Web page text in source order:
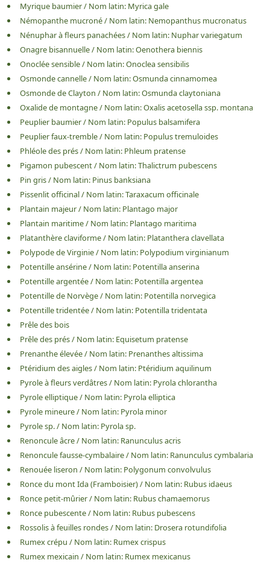
Myrique baumier/ Nom latin: Myrica gale
Némopanthe mucroné/ Nom latin: Nemopanthus mucronatus
Nénuphar à fleurs panachées/ Nom latin: Nuphar variegatum
Onagre bisannuelle/ Nom latin:Oenothera biennis
Onoclée sensible/ Nom latin:Onoclea sensibilis
Osmonde cannelle/ Nom latin:Osmunda cinnamomea
Osmonde de Clayton / Nom latin:Osmunda claytoniana
Oxalide de montagne/ Nom latin:Oxalis acetosella ssp. montana
Peuplier baumier/ Nom latin: Populus balsamifera
Peuplier faux-tremble/ Nom latin: Populus tremuloides
Phléole des prés/ Nom latin: Phleum pratense
Pigamon pubescent/ Nom latin:Thalictrum pubescens
Pin gris/ Nom latin: Pinus banksiana
Pissenlit officinal/ Nom latin:Taraxacum officinale
Plantain majeur/ Nom latin: Plantago major
Plantain maritime/ Nom latin: Plantago maritima
Platanthère claviforme/ Nom latin: Platanthera clavellata
Polypode de Virginie/ Nom latin: Polypodium virginianum
Potentille ansérine/ Nom latin: Potentilla anserina
Potentille argentée/ Nom latin: Potentilla argentea
Potentille de Norvège/ Nom latin: Potentilla norvegica
Potentille tridentée/ Nom latin: Potentilla tridentata
Prêle des bois
Prêle des prés/ Nom latin: Equisetum pratense
Prenanthe élevée/ Nom latin: Prenanthes altissima
Ptéridium des aigles/ Nom latin: Ptéridium aquilinum
Pyrole à fleurs verdâtres/ Nom latin: Pyrola chlorantha
Pyrole elliptique/ Nom latin: Pyrola elliptica
Pyrole mineure/ Nom latin: Pyrola minor
Pyrole sp./ Nom latin: Pyrola sp.
Renoncule âcre/ Nom latin: Ranunculus acris
Renoncule fausse-cymbalaire/ Nom latin: Ranunculus cymbalaria
Renouée liseron / Nom latin: Polygonum convolvulus
Ronce du mont Ida (Framboisier)/ Nom latin: Rubus idaeus
Ronce petit-mûrier/ Nom latin: Rubus chamaemorus
Ronce pubescente/ Nom latin: Rubus pubescens
Rossolis à feuilles rondes/ Nom latin: Drosera rotundifolia
Rumex crépu / Nom latin: Rumex crispus
Rumex mexicain / Nom latin: Rumex mexicanus